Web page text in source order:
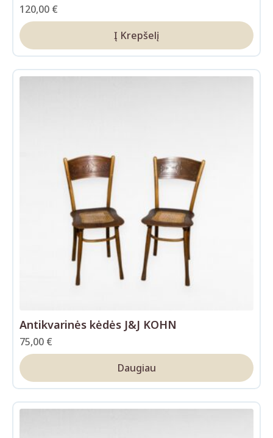
120,00 €
Į Krepšelį
Antikvarinės kėdės J&J KOHN
75,00 €
Daugiau